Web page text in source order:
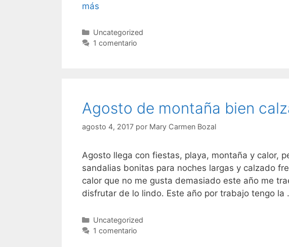
más
y
cómo
Categorías
Uncategorized
1 comentario
Agosto de montaña bien
agosto 4, 2017 por Mary Carmen Bozal
Agosto llega con fiestas, playa, montaña y calor,
sandalias bonitas para noches largas y calzado
calor que no me gusta demasiado este año me
disfrutar de lo lindo. Este año por trabajo tengo la
Categorías
Uncategorized
1 comentario